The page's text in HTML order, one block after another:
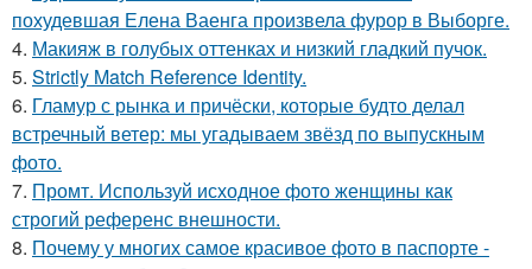
похудевшая Елена Ваенга произвела фурор в Выборге.
4. Макияж в голубых оттенках и низкий гладкий пучок.
5. Strictly Match Reference Identity.
6. Гламур с рынка и причёски, которые будто делал
встречный ветер: мы угадываем звёзд по выпускным
фото.
7. Промт. Используй исходное фото женщины как
строгий референс внешности.
8. Почему у многих самое красивое фото в паспорте -